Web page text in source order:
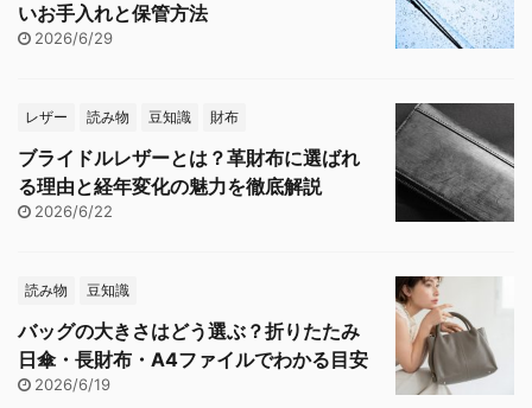
いお手入れと保管方法
2026/6/29
レザー 読み物 豆知識 財布
ブライドルレザーとは？革財布に選ばれ
る理由と経年変化の魅力を徹底解説
2026/6/22
読み物 豆知識
バッグの大きさはどう選ぶ？折りたたみ
日傘・長財布・A4ファイルでわかる目安
2026/6/19